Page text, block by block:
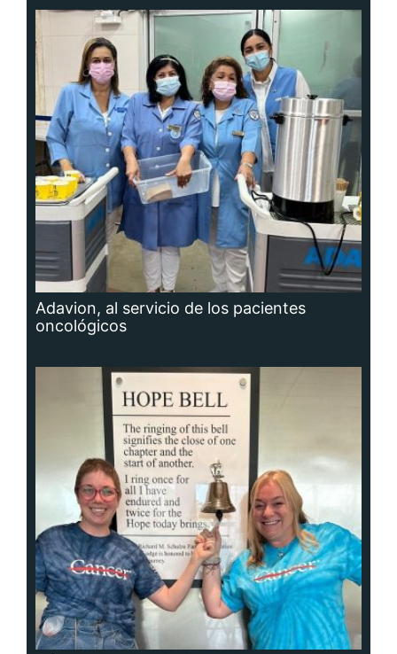
Adavion, al servicio de los pacientes
oncológicos